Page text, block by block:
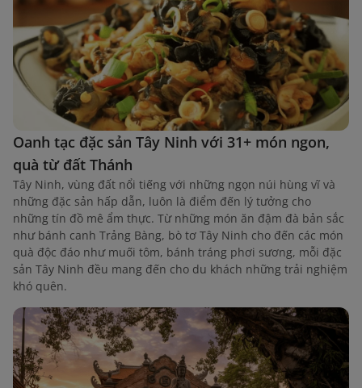
Oanh tạc đặc sản Tây Ninh với 31+ món ngon,
quà từ đất Thánh
Tây Ninh, vùng đất nổi tiếng với những ngọn núi hùng vĩ và
những đặc sản hấp dẫn, luôn là điểm đến lý tưởng cho
những tín đồ mê ẩm thực. Từ những món ăn đậm đà bản sắc
như bánh canh Trảng Bàng, bò tơ Tây Ninh cho đến các món
quà độc đáo như muối tôm, bánh tráng phơi sương, mỗi đặc
sản Tây Ninh đều mang đến cho du khách những trải nghiệm
khó quên.